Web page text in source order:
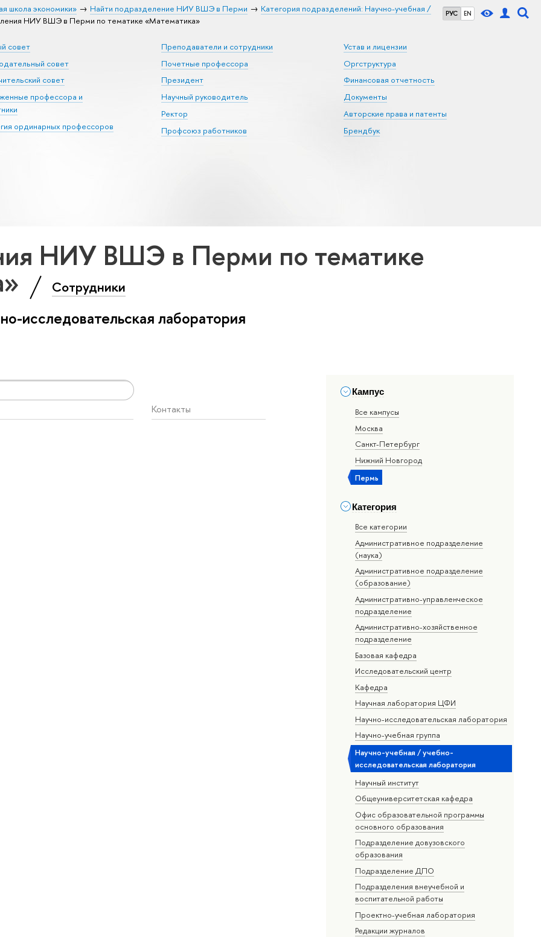
РУС EN
школа экономики» Найти подразделение НИУ ВШЭ в Перми
Категория подразделений: Научно-учебная /
НИУ ВШЭ в Перми по тематике «Математика»
совет
совет
совет
профессора и
ординарных профессоров
Преподаватели и сотрудники
Почетные профессора
Президент
Научный руководитель
Ректор
Профсоюз работников
Устав и лицензии
Оргструктура
Финансовая отчетность
Документы
Авторские права и патенты
Брендбук
НИУ ВШЭ в Перми по тематике
Сотрудники
исследовательская лаборатория
Кампус
Все кампусы
Москва
Санкт-Петербург
Нижний Новгород
Пермь
Категория
Все категории
Административное подразделение
(наука)
Административное подразделение
(образование)
Административно-управленческое
подразделение
Административно-хозяйственное
подразделение
Базовая кафедра
Исследовательский центр
Кафедра
Научная лаборатория ЦФИ
Научно-исследовательская лаборатория
Научно-учебная группа
Научно-учебная / учебно-
исследовательская лаборатория
Научный институт
Общеуниверситетская кафедра
Офис образовательной программы
основного образования
Подразделение довузовского
образования
Подразделение ДПО
Подразделения внеучебной и
воспитательной работы
Проектно-учебная лаборатория
Редакции журналов
Контакты